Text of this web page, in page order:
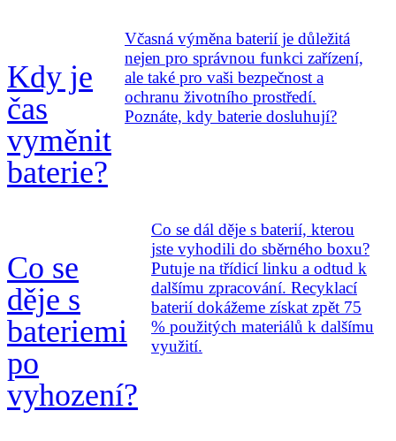
Kdy je
čas
vyměnit
baterie?
Včasná výměna baterií je důležitá
nejen pro správnou funkci zařízení,
ale také pro vaši bezpečnost a
ochranu životního prostředí.
Poznáte, kdy baterie dosluhují?
Co se
děje s
bateriemi
po
vyhození?
Co se dál děje s baterií, kterou
jste vyhodili do sběrného boxu?
Putuje na třídicí linku a odtud k
dalšímu zpracování. Recyklací
baterií dokážeme získat zpět 75
% použitých materiálů k dalšímu
využití.